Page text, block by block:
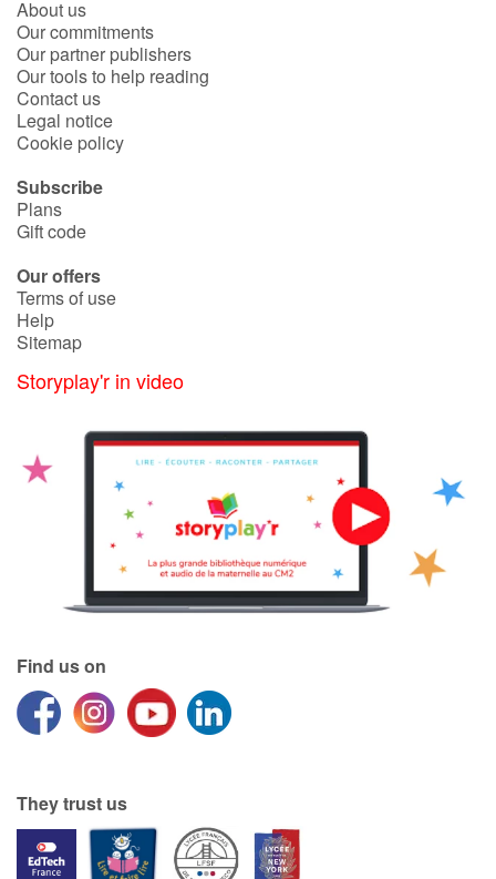
Documentaries
With the family
At school
Festivals and events
Love and friendship
Social issues
Emotions and feelings
Formats and illustrations
Catalogue anglais
Help
Family
Schools
About us
Our commitments
Our partner publishers
Our tools to help reading
Contact us
Legal notice
Cookie policy
Subscribe
Plans
Gift code
Our offers
Terms of use
Help
Sitemap
Storyplay'r in video
Find us on
They trust us